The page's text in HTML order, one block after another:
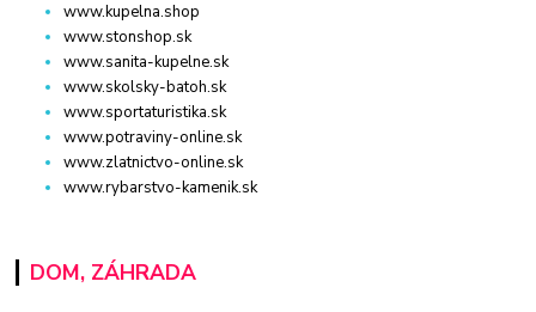
www.kupelna.shop
www.stonshop.sk
www.sanita-kupelne.sk
www.skolsky-batoh.sk
www.sportaturistika.sk
www.potraviny-online.sk
www.zlatnictvo-online.sk
www.rybarstvo-kamenik.sk
DOM, ZÁHRADA